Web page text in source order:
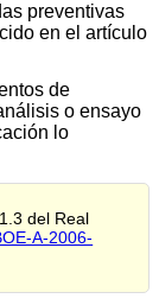
preventivas
en el artículo
de
o ensayo
lo
del Real
A-2006-